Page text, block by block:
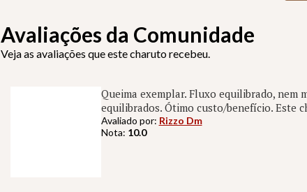
Avaliações da Comunidade
Veja as avaliações que este charuto recebeu.
Queima exemplar. Fluxo equilibrado, nem
equilibrados. Ótimo custo/benefício. Este
Avaliado por: Rizzo Dm
Nota: 10.0